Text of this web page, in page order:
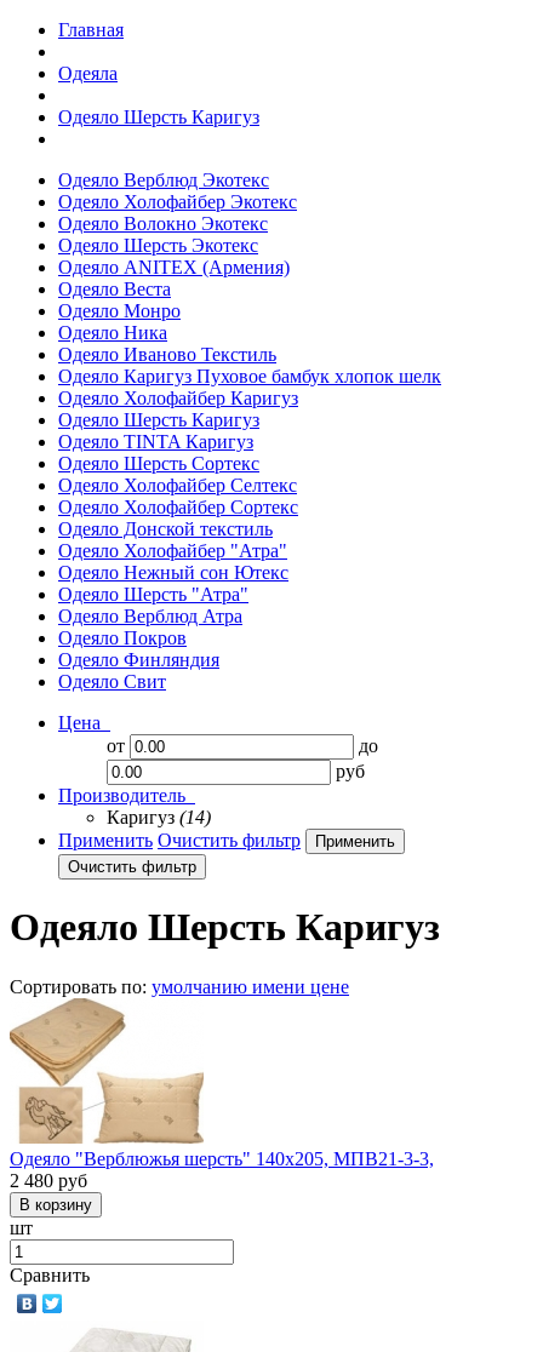
Главная
Одеяла
Одеяло Шерсть Каригуз
Одеяло Верблюд Экотекс
Одеяло Холофайбер Экотекс
Одеяло Волокно Экотекс
Одеяло Шерсть Экотекс
Одеяло ANITEX (Армения)
Одеяло Веста
Одеяло Монро
Одеяло Ника
Одеяло Иваново Текстиль
Одеяло Каригуз Пуховое бамбук хлопок шелк
Одеяло Холофайбер Каригуз
Одеяло Шерсть Каригуз
Одеяло TINTA Каригуз
Одеяло Шерсть Сортекс
Одеяло Холофайбер Селтекс
Одеяло Холофайбер Сортекс
Одеяло Донской текстиль
Одеяло Холофайбер "Атра"
Одеяло Нежный сон Ютекс
Одеяло Шерсть "Атра"
Одеяло Верблюд Атра
Одеяло Покров
Одеяло Финляндия
Одеяло Свит
Цена
от
до
руб
Производитель
Каригуз (14)
Применить Очистить фильтр
Одеяло Шерсть Каригуз
Сортировать по: умолчанию имени цене
Одеяло "Верблюжья шерсть" 140х205, МПВ21-3-3,
2 480 руб
шт
Сравнить